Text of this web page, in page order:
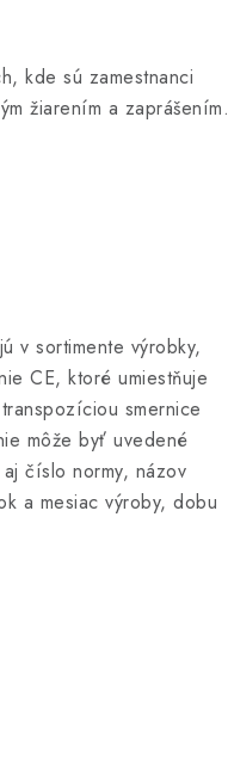
kde sú zamestnanci
žiarením a zaprášením.
v sortimente výrobky,
CE, ktoré umiestňuje
smernice
môže byť uvedené
číslo normy, názov
a mesiac výroby, dobu